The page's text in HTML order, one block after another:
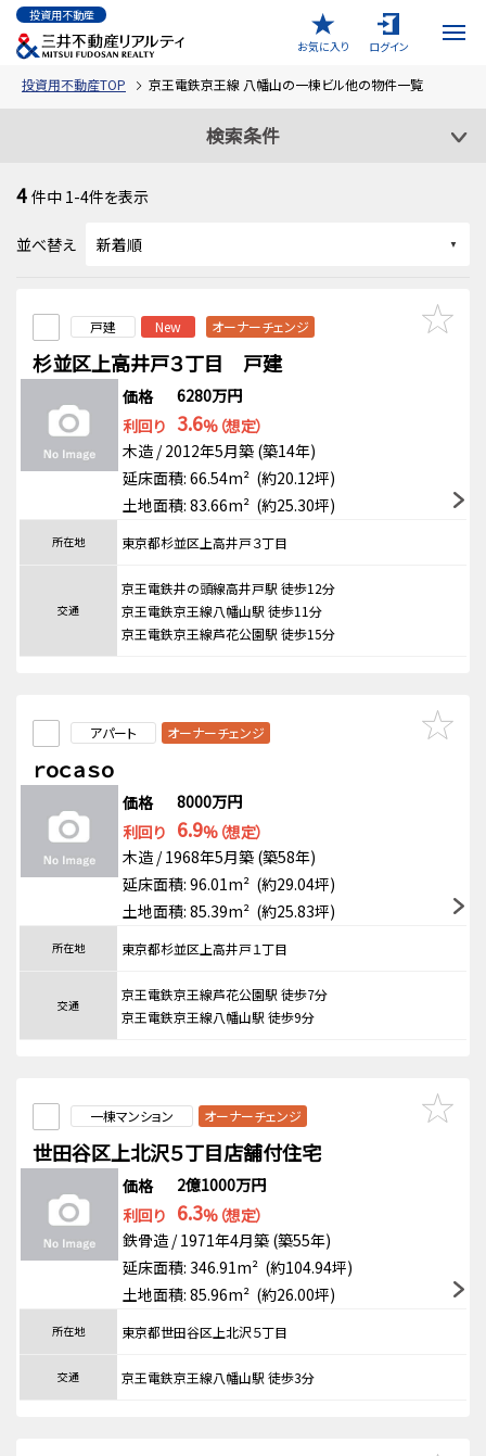
投資用不動産
お気に入り
ログイン
投資用不動産TOP 京王電鉄京王線 八幡山の一棟ビル他の物件一覧
検索条件
4 件中 1-4件を表示
並べ替え
戸建 New オーナーチェンジ
杉並区上高井戸３丁目 戸建
価格
6280万円
利回り 3.6%（想定）
木造 / 2012年5月築 (築14年)
延床面積: 66.54m² (約20.12坪)
土地面積: 83.66m² (約25.30坪)
所在地 東京都杉並区上高井戸３丁目
交通
京王電鉄井の頭線高井戸駅 徒歩12分
京王電鉄京王線八幡山駅 徒歩11分
京王電鉄京王線芦花公園駅 徒歩15分
アパート オーナーチェンジ
ｒｏｃａｓｏ
価格
8000万円
利回り 6.9%（想定）
木造 / 1968年5月築 (築58年)
延床面積: 96.01m² (約29.04坪)
土地面積: 85.39m² (約25.83坪)
所在地 東京都杉並区上高井戸１丁目
交通
京王電鉄京王線芦花公園駅 徒歩7分
京王電鉄京王線八幡山駅 徒歩9分
一棟マンション オーナーチェンジ
世田谷区上北沢５丁目店舗付住宅
価格
2億1000万円
利回り 6.3%（想定）
鉄骨造 / 1971年4月築 (築55年)
延床面積: 346.91m² (約104.94坪)
土地面積: 85.96m² (約26.00坪)
所在地 東京都世田谷区上北沢５丁目
交通 京王電鉄京王線八幡山駅 徒歩3分